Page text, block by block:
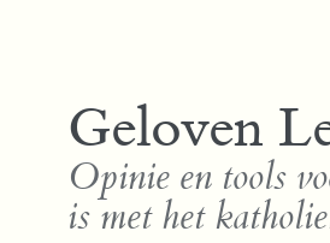
Geloven
Opinie en tools
is met het